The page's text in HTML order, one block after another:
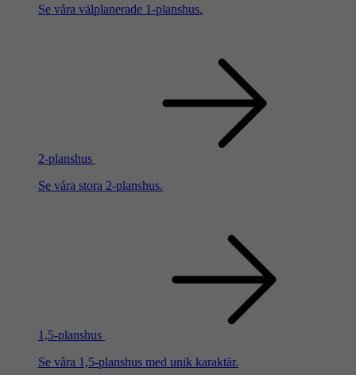
Se våra välplanerade 1-planshus.
2-planshus
Se våra stora 2-planshus.
1,5-planshus
Se våra 1,5-planshus med unik karaktär.